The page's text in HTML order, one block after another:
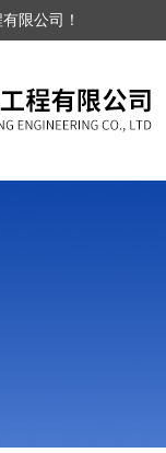
限公司！